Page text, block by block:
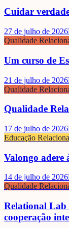
Cuidar
27 de julho de 2026
Qualidade
Um curso de
21 de julho de 2026
Qualidade
Qualidade
17 de julho de 2026
Educação
Valongo adere
14 de julho de 2026
Qualidade
Relational Lab
cooperação